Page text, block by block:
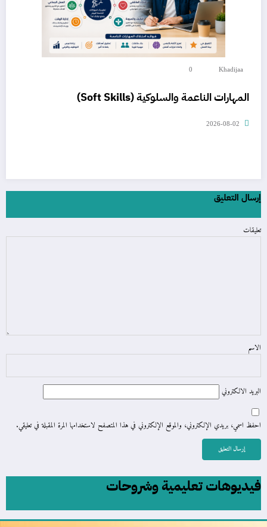
Khadijaa
0
المهارات الناعمة والسلوكية (Soft Skills)
2026-08-02
إرسال التعليق
تعليقات
الاسم
البريد الالكتروني
احفظ اسمي، بريدي الإلكتروني، والموقع الإلكتروني في هذا المتصفح لاستخدامها المرة المقبلة في تعليقي.
فيديوهات تعليمية وشروحات